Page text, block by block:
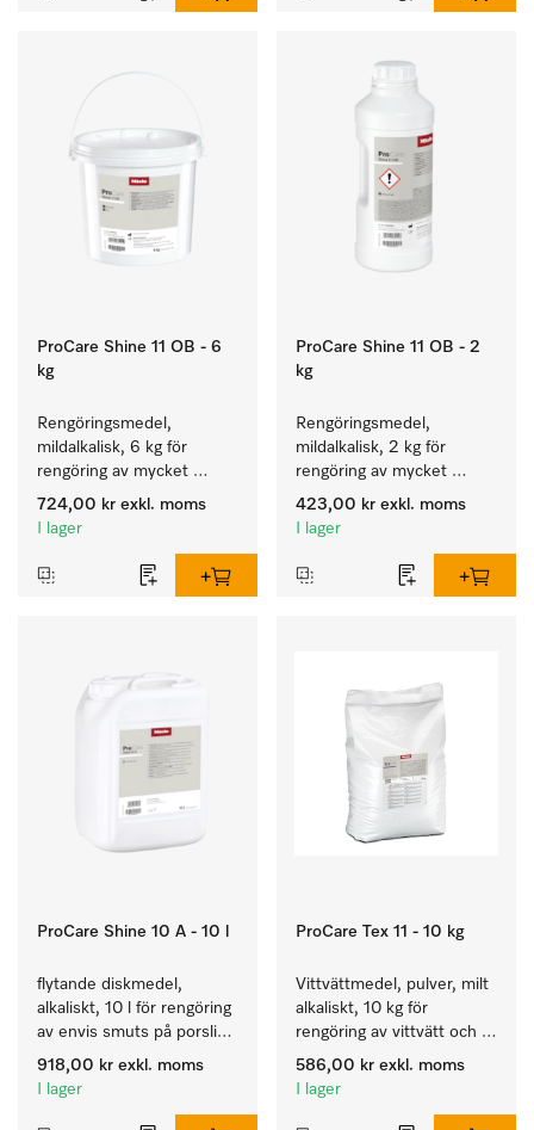
ProCare Shine 11 OB - 6
kg
Rengöringsmedel,
mildalkalisk, 6 kg för
rengöring av mycket
smutsigt porslin, bestick
och glas.
724,00 kr exkl. moms
I lager
ProCare Shine 11 OB - 2
kg
Rengöringsmedel,
mildalkalisk, 2 kg för
rengöring av mycket
smutsigt porslin, bestick
och glas.
423,00 kr exkl. moms
I lager
ProCare Shine 10 A - 10 l
flytande diskmedel,
alkaliskt, 10 l för rengöring
av envis smuts på porslin,
bestick och glas.
918,00 kr exkl. moms
I lager
ProCare Tex 11 - 10 kg
Vittvättmedel, pulver, milt
alkaliskt, 10 kg för
rengöring av vittvätt och
färgäkta kulörtvätt.
586,00 kr exkl. moms
I lager